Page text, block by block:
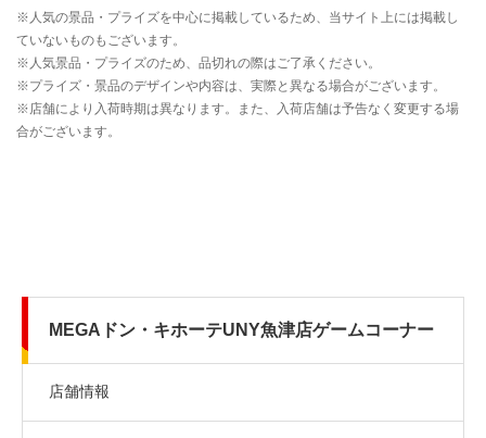
MEGAドン・キホーテUNY魚津店ゲームコーナー
店舗情報